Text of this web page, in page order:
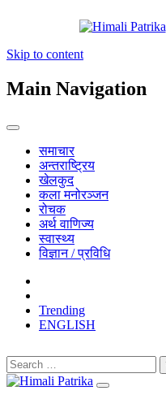
Skip to content
Main Navigation
समाचार
अन्तराष्ट्रिय
खेलकुद
कला मनोरञ्जन
रोचक
अर्थ वाणिज्य
स्वास्थ्य
विज्ञान / प्रविधि
Trending
ENGLISH